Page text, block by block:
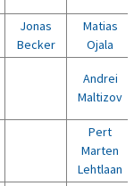
Jonas
Becker
Matias
Ojala
Andrei
Maltizov
Pert
Marten
Lehtlaan